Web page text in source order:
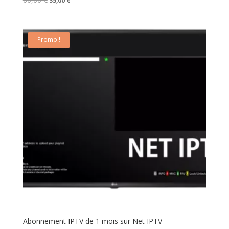
était :
60,00 €.
est :
Promo !
Abonnement IPTV de 1 mois sur Net IPTV